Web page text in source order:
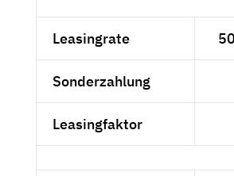
Leasingrate
Sonderzahlung
Leasingfaktor